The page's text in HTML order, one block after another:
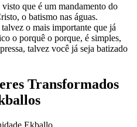
que é um mandamento do
o batismo nas águas.
o mais importante que já
o porquê o porque, é simples,
talvez você já seja batizado
Transformados
Ekballo